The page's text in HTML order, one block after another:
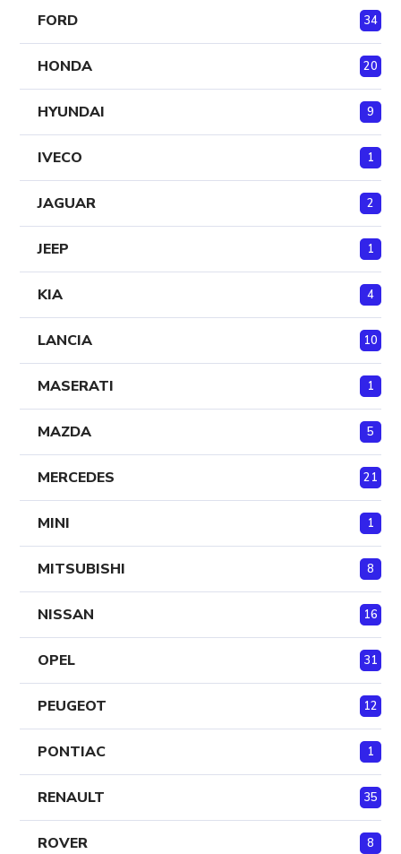
FORD 34
HONDA 20
HYUNDAI 9
IVECO 1
JAGUAR 2
JEEP 1
KIA 4
LANCIA 10
MASERATI 1
MAZDA 5
MERCEDES 21
MINI 1
MITSUBISHI 8
NISSAN 16
OPEL 31
PEUGEOT 12
PONTIAC 1
RENAULT 35
ROVER 8